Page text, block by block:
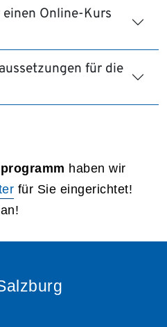
Online-Kurs
für die
haben wir
für Sie eingerichtet!